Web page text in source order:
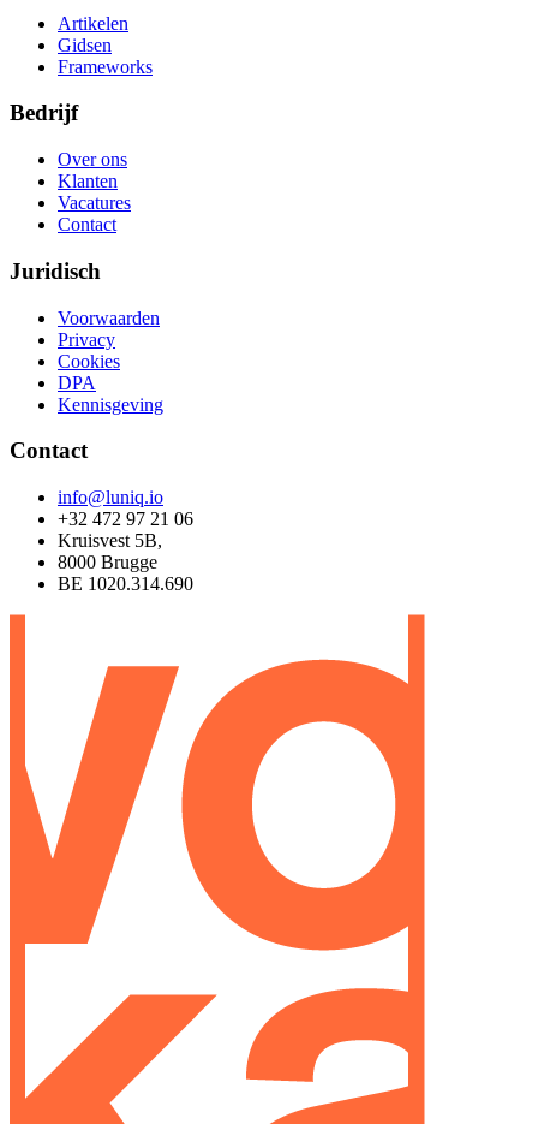
Artikelen
Gidsen
Frameworks
Bedrijf
Over ons
Klanten
Vacatures
Contact
Juridisch
Voorwaarden
Privacy
Cookies
DPA
Kennisgeving
Contact
info@luniq.io
+32 472 97 21 06
Kruisvest 5B,
8000 Brugge
BE 1020.314.690